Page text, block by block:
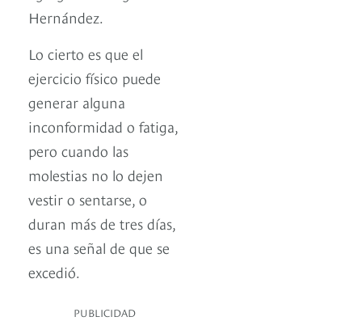
Hernández.
Lo cierto es que el
ejercicio físico puede
generar alguna
inconformidad o fatiga,
pero cuando las
molestias no lo dejen
vestir o sentarse, o
duran más de tres días,
es una señal de que se
excedió.
PUBLICIDAD